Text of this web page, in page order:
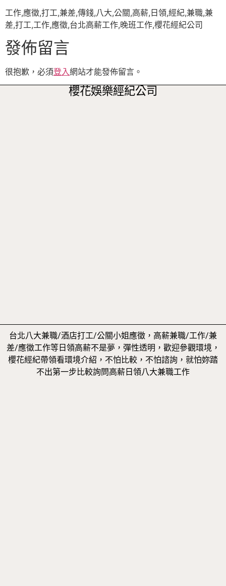
工作,應徵,打工,兼差,傳錢,八大,公關,高薪,日領,經紀,兼職,兼
差,打工,工作,應徵,台北高薪工作,晚班工作,櫻花經紀公司
發佈留言
很抱歉，必須登入網站才能發佈留言。
櫻花娛樂經紀公司
台北八大兼職/酒店打工/公關小姐應徵，高薪兼職/工作/兼
差/應徵工作等日領高薪不是夢，彈性透明，歡迎參觀環境，
櫻花經紀帶領看環境介紹，不怕比較，不怕諮詢，就怕妳踏
不出第一步比較詢問高薪日領八大兼職工作